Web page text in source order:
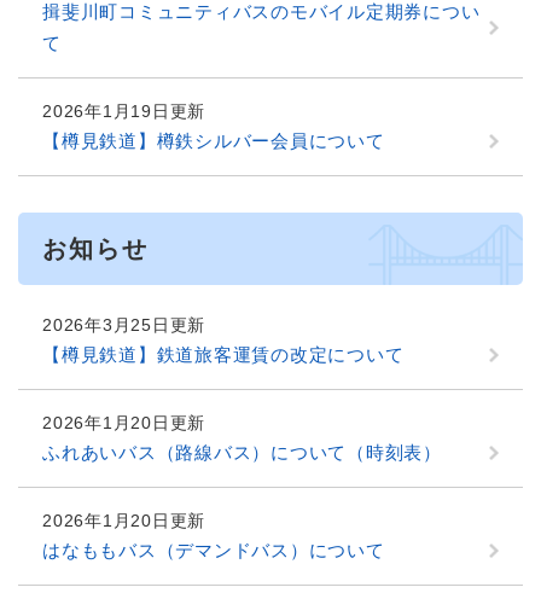
揖斐川町コミュニティバスのモバイル定期券につい
て
2026年1月19日更新
【樽見鉄道】樽鉄シルバー会員について
お知らせ
2026年3月25日更新
【樽見鉄道】鉄道旅客運賃の改定について
2026年1月20日更新
ふれあいバス（路線バス）について（時刻表）
2026年1月20日更新
はなももバス（デマンドバス）について